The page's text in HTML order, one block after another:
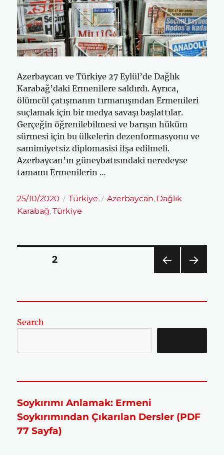
Azerbaycan ve Türkiye 27 Eylül’de Dağlık
Karabağ’daki Ermenilere saldırdı. Ayrıca,
ölümcül çatışmanın tırmanışından Ermenileri
suçlamak için bir medya savaşı başlattılar.
Gerçeğin öğrenilebilmesi ve barışın hüküm
sürmesi için bu ülkelerin dezenformasyonu ve
samimiyetsiz diplomasisi ifşa edilmeli.
Azerbaycan’ın güneybatısındaki neredeyse
tamamı Ermenilerin …
Yayın
tarihi
25/10/2020 Kategoriler
Türkiye Etiketler
Azerbaycan, Dağlık
Karabağ,Türkiye
SAYFA2
Search
Soykırımı Anlamak: Ermeni
Soykırımından Çıkarılan Dersler (PDF
77 Sayfa)